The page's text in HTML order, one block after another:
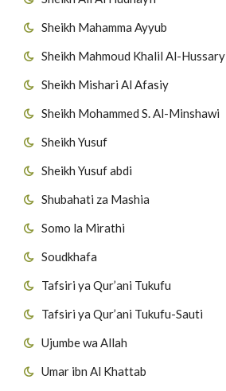
Sheikh Mahamma Ayyub
Sheikh Mahmoud Khalil Al-Hussary
Sheikh Mishari Al Afasiy
Sheikh Mohammed S. Al-Minshawi
Sheikh Yusuf
Sheikh Yusuf abdi
Shubahati za Mashia
Somo la Mirathi
Soudkhafa
Tafsiri ya Qur’ani Tukufu
Tafsiri ya Qur’ani Tukufu-Sauti
Ujumbe wa Allah
Umar ibn Al Khattab